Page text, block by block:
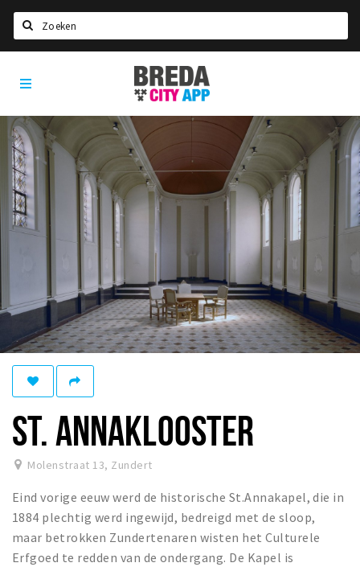
Home
Agenda
Deals
Party pics
Nieuws, interviews & blogs
Eten
Recreatief
Winkels
Winkelgebieden
Bezienswaardigheden
Musea, theaters & podia
Uitjes & activiteiten
Toeristische routes
Natuurgebieden
Breda
City
App
ST. ANNAKLOOSTER
Molenstraat 13, Zundert
Eind vorige eeuw werd de historische St.Annakapel, die in
1884 plechtig werd ingewijd, bedreigd met de sloop,
maar betrokken Zundertenaren wisten het Culturele
Erfgoed te redden van de ondergang. De Kapel is